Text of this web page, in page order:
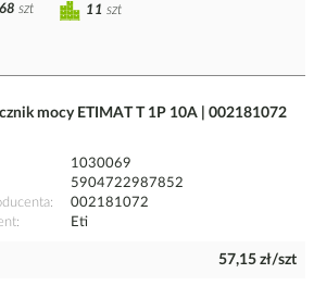
11 szt
szt
mocy ETIMAT T 1P 10A | 002181072
1030069
5904722987852
002181072
Eti
57,15 zł/szt